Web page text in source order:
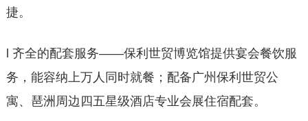
捷。
l 齐全的配套服务——保利世贸博览馆提供宴会餐饮服
务，能容纳上万人同时就餐；配备广州保利世贸公
寓、琶洲周边四五星级酒店专业会展住宿配套。